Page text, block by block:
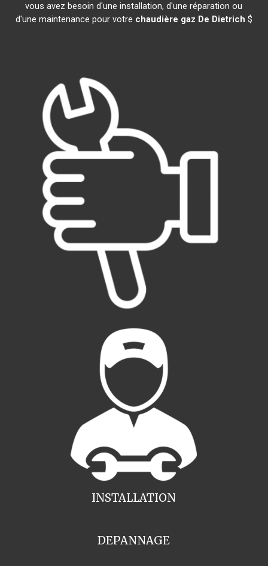
vous avez besoin d'une installation, d'une réparation ou
d'une maintenance pour votre chaudière gaz De Dietrich $
INSTALLATION
DEPANNAGE